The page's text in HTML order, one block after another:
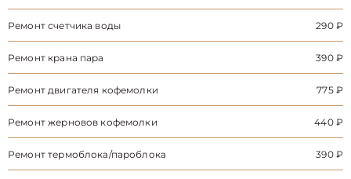
Ремонт счетчика воды 290 ₽
Ремонт крана пара 390 ₽
Ремонт двигателя кофемолки 775 ₽
Ремонт жерновов кофемолки 440 ₽
Ремонт термоблока/пароблока 390 ₽